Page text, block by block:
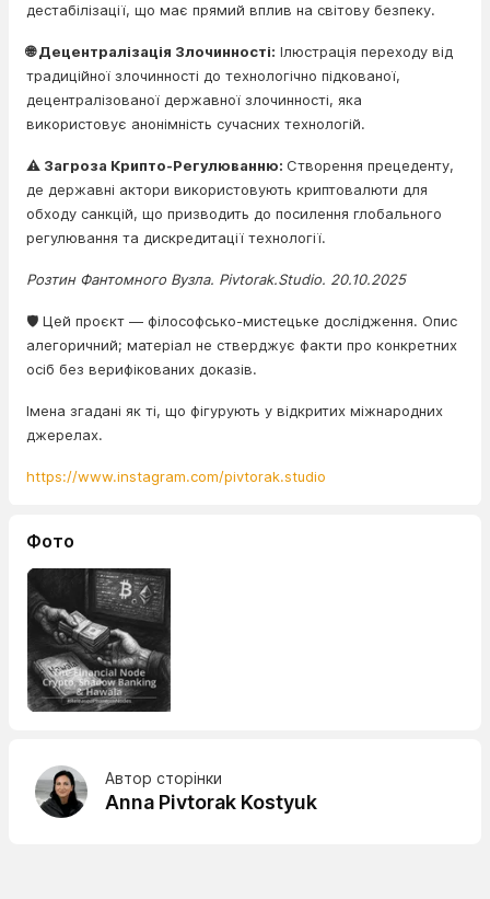
дестабілізації, що має прямий вплив на світову безпеку.
🌐 Децентралізація Злочинності: Ілюстрація переходу від
традиційної злочинності до технологічно підкованої,
децентралізованої державної злочинності, яка
використовує анонімність сучасних технологій.
⚠️ Загроза Крипто-Регулюванню: Створення прецеденту,
де державні актори використовують криптовалюти для
обходу санкцій, що призводить до посилення глобального
регулювання та дискредитації технології.
Розтин Фантомного Вузла. Pivtorak.Studio. 20.10.2025
🛡️ Цей проєкт — філософсько-мистецьке дослідження. Опис
алегоричний; матеріал не стверджує факти про конкретних
осіб без верифікованих доказів.
Імена згадані як ті, що фігурують у відкритих міжнародних
джерелах.
https://www.instagram.com/pivtorak.studio
Фото
Автор сторінки
Anna Pivtorak Kostyuk